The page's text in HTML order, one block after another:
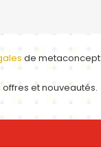
de metaconcept
et nouveautés.